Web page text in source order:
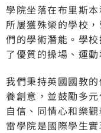
學院坐落在布里斯
所屢獲殊榮的學校
們的學術潛能。學
了優質的操場、運
我們秉持英國國教
養創意，並鼓勵多
自信、同情心和樂
雷學院是國際學生